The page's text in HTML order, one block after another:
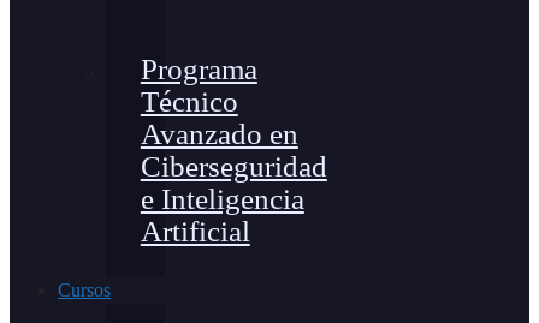
Programa
Técnico
Avanzado en
Ciberseguridad
e Inteligencia
Artificial
Cursos